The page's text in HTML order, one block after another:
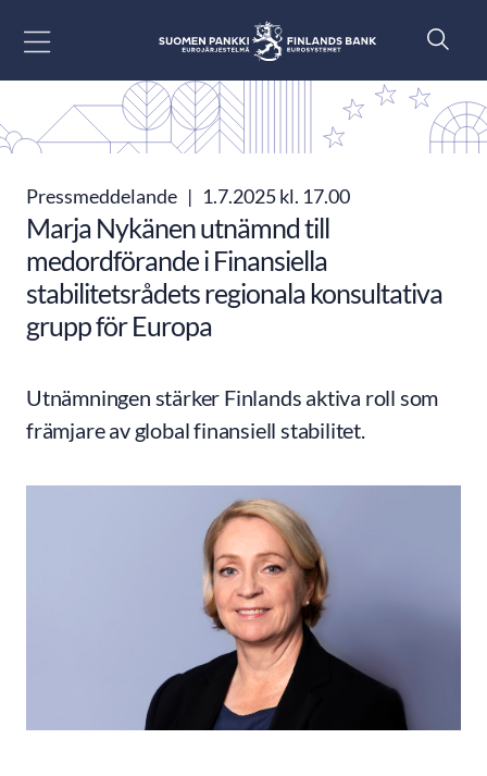
Pressmeddelande | 1.7.2025 kl. 17.00
Marja Nykänen utnämnd till
medordförande i Finansiella
stabilitetsrådets regionala konsultativa
grupp för Europa
Utnämningen stärker Finlands aktiva roll som
främjare av global finansiell stabilitet.